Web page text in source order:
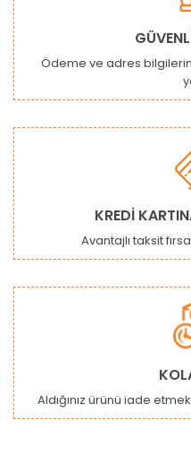
Ödeme ve adres
KREDİ
Avantajlı taksit
Aldığınız ürünü iade